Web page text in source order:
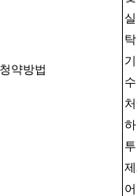
청약방법
제